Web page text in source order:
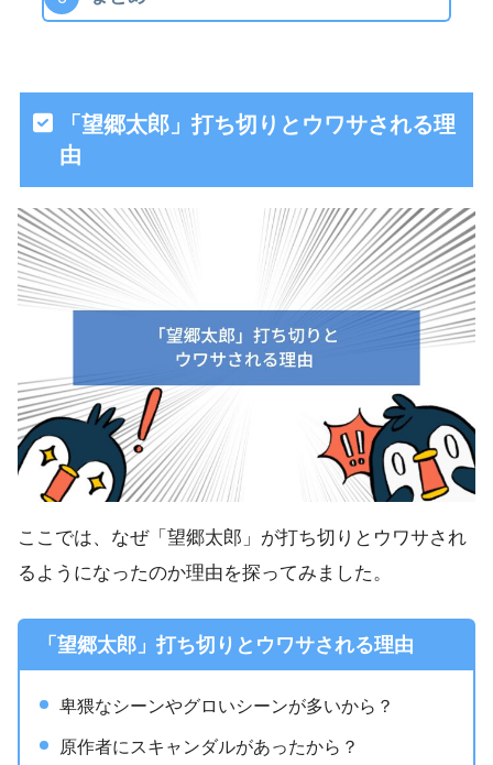
「望郷太郎」打ち切りとウワサされる理
由
ここでは、なぜ「望郷太郎」が打ち切りとウワサされ
るようになったのか理由を探ってみました。
「望郷太郎」打ち切りとウワサされる理由
卑猥なシーンやグロいシーンが多いから？
原作者にスキャンダルがあったから？